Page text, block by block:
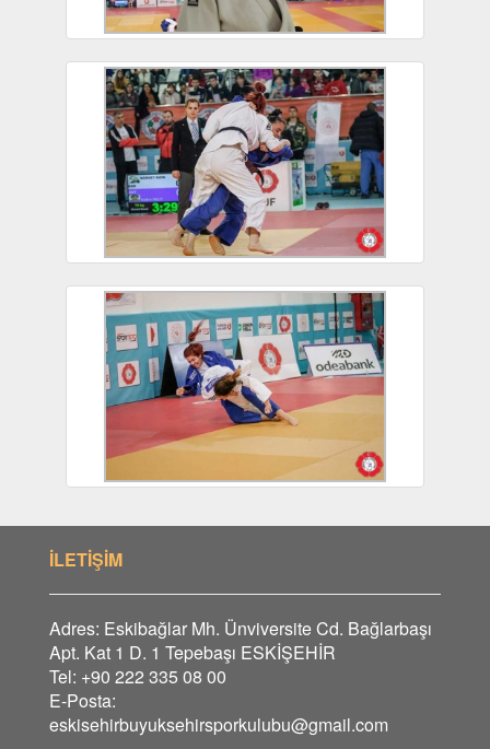
İLETİŞİM
Adres: Eskibağlar Mh. Ünviversite Cd. Bağlarbaşı
Apt. Kat 1 D. 1 Tepebaşı ESKİŞEHİR
Tel: +90 222 335 08 00
E-Posta:
eskisehirbuyuksehirsporkulubu@gmail.com